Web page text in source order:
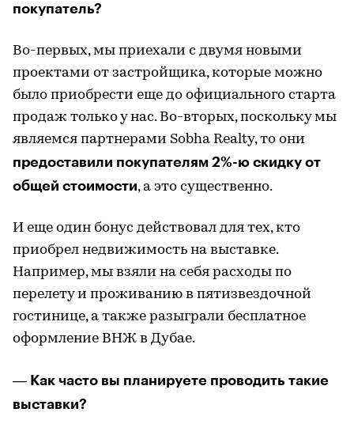
покупатель?
Во-первых, мы приехали с двумя новыми
проектами от застройщика, которые можно
было приобрести еще до официального старта
продаж только у нас. Во-вторых, поскольку мы
являемся партнерами Sobha Realty, то они
предоставили покупателям 2%-ю скидку от
общей стоимости, а это существенно.
И еще один бонус действовал для тех, кто
приобрел недвижимость на выставке.
Например, мы взяли на себя расходы по
перелету и проживанию в пятизвездочной
гостинице, а также разыграли бесплатное
оформление ВНЖ в Дубае.
— Как часто вы планируете проводить такие
выставки?